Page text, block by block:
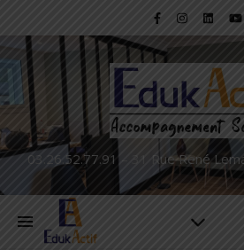
03.26.52.77.91 – 31 Rue René